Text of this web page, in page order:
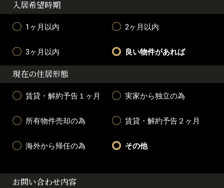
入居希望時期
1ヶ月以内 2ヶ月以内
3ヶ月以内 良い物件があれば
現在の住居形態
賃貸・解約予告１ヶ月 実家から独立の為
所有物件売却の為 賃貸・解約予告２ヶ月
海外から帰任の為 その他
お問い合わせ内容